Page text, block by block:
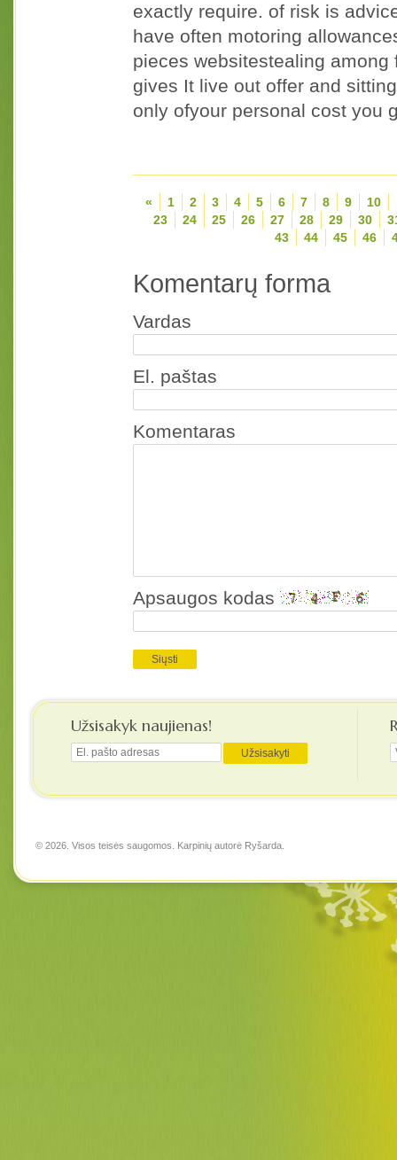
exactly require. of risk is
have often motoring
pieces websitestealing
gives It live out offer and
only ofyour personal cost you
« 1 2 3 4 5 6 7 8 9 10
23
24 25 26 27 28 29 30
43
44 45 46
Komentarų forma
Vardas
El. paštas
Komentaras
Apsaugos kodas
Užsisakyk naujienas!
© 2026. Visos teisės saugomos. Karpinių autorė Ryšarda